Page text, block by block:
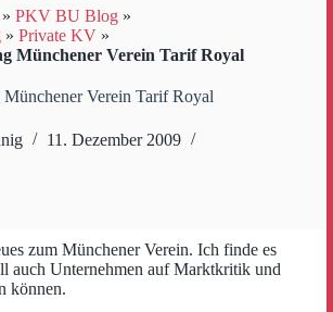
» PKV BU Blog »
» Private KV »
Münchener Verein Tarif Royal
Verein Tarif Royal
11. Dezember 2009
zum Münchener Verein. Ich finde es
auch Unternehmen auf Marktkritik und
können.